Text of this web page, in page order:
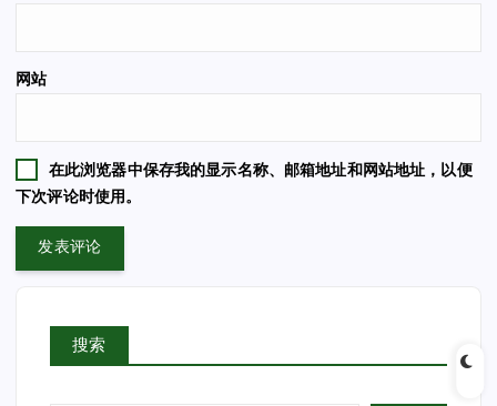
网站
在此浏览器中保存我的显示名称、邮箱地址和网站地址，以便
下次评论时使用。
搜索